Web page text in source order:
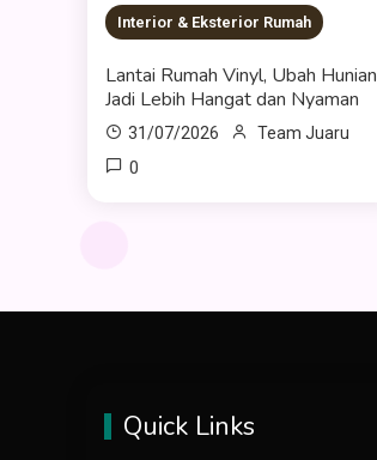
Interior & Eksterior Rumah
Lantai Rumah Vinyl, Ubah Hunian
Jadi Lebih Hangat dan Nyaman
31/07/2026 Team Juaru
0
Quick Links